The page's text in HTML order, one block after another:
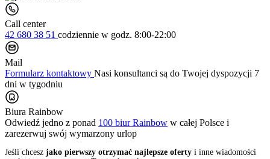
Call center
42 680 38 51 codziennie w godz. 8:00-22:00
Mail
Formularz kontaktowy Nasi konsultanci są do Twojej dyspozycji 7
dni w tygodniu
Biura Rainbow
Odwiedź jedno z ponad 100 biur Rainbow w całej Polsce i
zarezerwuj swój wymarzony urlop
Jeśli chcesz jako pierwszy otrzymać najlepsze oferty i inne wiadomości